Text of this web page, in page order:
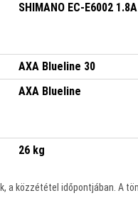
SHIMANO EC-E6002 1.8A
AXA Blueline 30
AXA Blueline
26 kg
közzététel időpontjában. A